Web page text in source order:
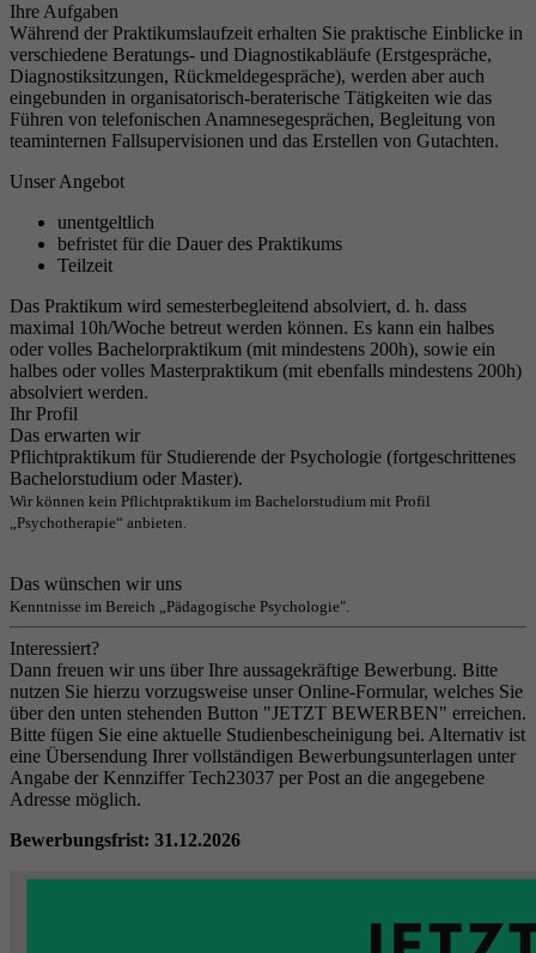
Ihre Aufgaben
Während der Praktikumslaufzeit erhalten Sie praktische Einblicke in
verschiedene Beratungs- und Diagnostikabläufe (Erstgespräche,
Diagnostiksitzungen, Rückmeldegespräche), werden aber auch
eingebunden in organisatorisch-beraterische Tätigkeiten wie das
Führen von telefonischen Anamnesegesprächen, Begleitung von
teaminternen Fallsupervisionen und das Erstellen von Gutachten.
Unser Angebot
unentgeltlich
befristet für die Dauer des Praktikums
Teilzeit
Das Praktikum wird semesterbegleitend absolviert, d. h. dass
maximal 10h/Woche betreut werden können. Es kann ein halbes
oder volles Bachelorpraktikum (mit mindestens 200h), sowie ein
halbes oder volles Masterpraktikum (mit ebenfalls mindestens 200h)
absolviert werden.
Ihr Profil
Das erwarten wir
Pflichtpraktikum für Studierende der Psychologie (fortgeschrittenes
Bachelorstudium oder Master).
Wir können kein Pflichtpraktikum im Bachelorstudium mit Profil
„Psychotherapie“ anbieten.
Das wünschen wir uns
Kenntnisse im Bereich „Pädagogische Psychologie".
Interessiert?
Dann freuen wir uns über Ihre aussagekräftige Bewerbung. Bitte
nutzen Sie hierzu vorzugsweise unser Online-Formular, welches Sie
über den unten stehenden Button "JETZT BEWERBEN" erreichen.
Bitte fügen Sie eine aktuelle Studienbescheinigung bei. Alternativ ist
eine Übersendung Ihrer vollständigen Bewerbungsunterlagen unter
Angabe der Kennziffer Tech23037 per Post an die angegebene
Adresse möglich.
Bewerbungsfrist: 31.12.2026